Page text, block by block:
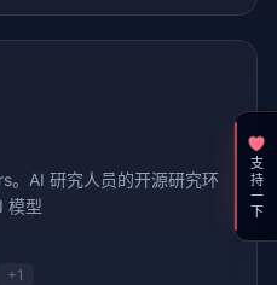
。AI 研究人员的开源研究环
模型
+1
支持一下